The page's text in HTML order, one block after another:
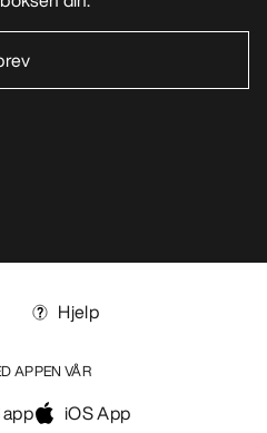
Hjelp
APPEN VÅR
iOS App